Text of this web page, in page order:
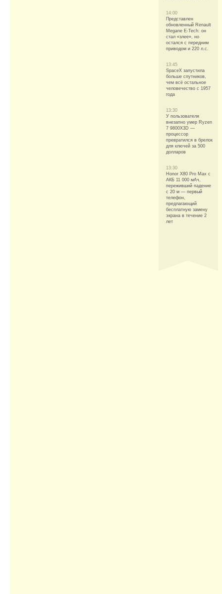
14:00
Представлен
обновленный Renault
Megane E-Tech: он
стал «злее», но
остался с передним
приводом и 220 л.с.
13:45
SpaceX запустила
больше спутников,
чем всё остальное
человечество с 1957
года
13:30
У пользователя
внезапно умер Ryzen
7 9800X3D —
процессор
превратился в брелок
для ключей за 500
долларов
13:30
Honor X80 Pro Max с
АКБ 11 000 мАч,
переживший падение
с 20 м — первый
телефон,
предлагающий
бесплатную замену
экрана в течение 2
лет